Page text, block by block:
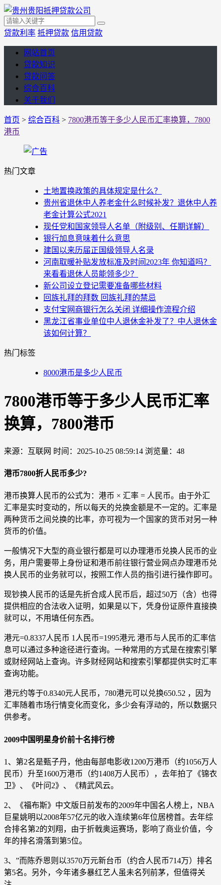
贷款利率 抵押贷款 信用贷款
网站首页
贷款知识
贷款问答
综合百科
关于我们
首页 > 综合百科 > 7800港币等于多少人民币汇率换算，7800
港币
热门文章
土地置换政策的具体规定是什么？
贵州省退休中人养老金什么时候补发？退休中人养
老金计算公式2021
现任党和国家领导人名单（附级别、任期详解）
银行加息意味着什么意思
建国以来历届正国级领导人名录
河南取暖补贴发放标准及时间2023年 你知道吗？
来看看退休人员能领多少？
新公司设立登记需要准备哪些材料
回族礼拜的拜数 回族礼拜的禁忌
支付宝网商银行怎么关闭 详细操作流程介绍
黑龙江省事业单位中人退休金补发了？中人退休金
该如何计算？
热门标签
8000港币是多少人民币
7800港币等于多少人民币汇率
换算，7800港币
来源：互联网 时间：2025-10-25 08:59:14 浏览量：48
港币7800折人民币多少?
港币换算人民币的公式为：港币 × 汇率 = 人民币。由于外汇
汇率是实时变动的，所以每天的兑换金额是不一定的。汇率是
两种货币之间兑换的比率，亦可视为一个国家的货币对另一种
货币的价值。
一般情况下大型的商业银行都是可以办理港币兑换人民币的业
务，用户需要带上身份证和港币前往银行营业网点办理港币兑
换人民币的业务就可以，按照工作人员的指引进行操作即可。
现钞换人民币的话是先折合成人民币后，超过50万（含）也得
提供相应的合法收入证明，如果是以下，凭身份证原件直接换
就可以，不用填任何东西。
港元=0.8337人民币 1人民币=1995港元 港币与人民币的汇率信
息可以通过多种途径进行查询。一种常用的方式是在搜索引擎
或财经网站上查询。许多财经网站和搜索引擎都提供实时汇率
查询功能。
港元约等于0.8340元人民币，780港元可以兑换650.52 ，因为
汇率随着市场行情变化而变化，多少会有浮动的，所以数据只
供参考。
2009中国明星身价前十名排行榜
1、第2名是甄子丹，他由每部电影收1200万港币（约1056万人
民币）升至1600万港币（约1408万人民币），去年拍了《锦衣
卫》、《叶问2》、《精武风云。
2、《福布斯》中文版日前发布的2009年中国名人榜上，NBA
巨星姚明以2008年57亿元的收入连续第6年位居榜首。去年综
合排名第2的刘翔，由于折戟奥运赛场，影响了商业价值，今
年的排名滑落到第5位。
3、”而陈乔恩则以3570万元新台币（约合人民币714万）排名
第5名。另外，今年诸多暴红艺人虽未名列前茅，但值得关